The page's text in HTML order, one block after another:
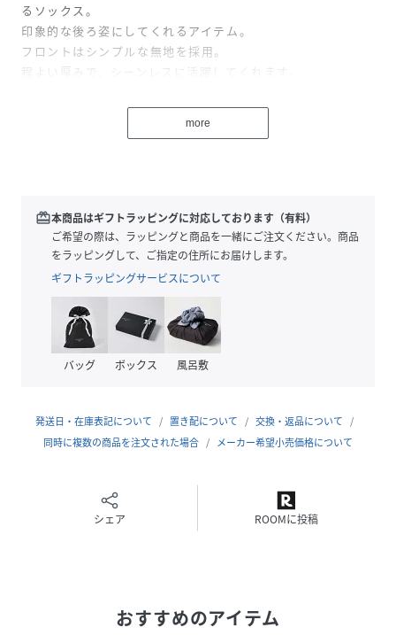
るソックス。
印象的な後ろ姿にしてくれるアイテム。
フロントはシンプルな無地を採用。
程よい厚みで、シーンレスに活躍してくれます。
ギフトにもぴったりなアイテムです。
・ブラック3足セット
・ブラック/ホワイト/グレー 3足セット
【THRASHER / スラッシャー】
1981年にサンフランシスコでエドワード.リギンズ氏が創刊
したスケート雑誌のTHRASHER MAGZINE。
スケート雑誌から生まれたのがスケートブランドの
THRASHER(スラッシャー)。
性別タイプ メンズ
PG4768_TH
more
redeem本商品はギフトラッピングに対応しております（有料）
ご希望の際は、ラッピングと商品を一緒にご注文ください。商品
をラッピングして、ご指定の住所にお届けします。
ギフトラッピングサービスについて
バッグ ボックス 風呂敷
発送日・在庫表記について 置き配について
交換・返品について
同時に複数の商品を注文された場合
メーカー希望小売価格について
シェア ROOMに投稿
おすすめのアイテム